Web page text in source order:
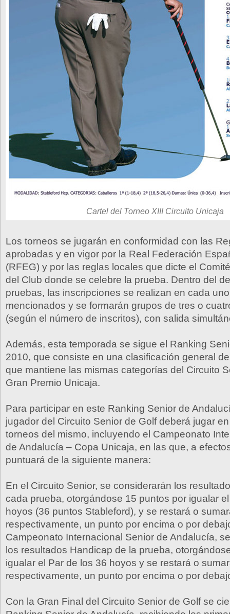
Cartel del Torneo XIII Circuito Unicaja
Los torneos se jugarán en conformidad con las
aprobadas y en vigor por la Real Federación
(RFEG) y por las reglas locales que dicte el
del Club donde se celebre la prueba. Dentro del
pruebas, las inscripciones se realizan en cada
mencionados y se formarán grupos de tres o
(según el número de inscritos), con salida
Además, esta temporada se sigue el Ranking
2010, que consiste en una clasificación general
que mantiene las mismas categorías del Circuito
Gran Premio Unicaja.
Para participar en este Ranking Senior de
jugador del Circuito Senior de Golf deberá jugar
torneos del mismo, incluyendo el Campeonato
de Andalucía – Copa Unicaja, en las que, a
puntuará de la siguiente manera:
En el Circuito Senior, se considerarán los
cada prueba, otorgándose 15 puntos por igualar
hoyos (36 puntos Stableford), y se restará o
respectivamente, un punto por encima o por
Campeonato Internacional Senior de Andalucía,
los resultados Handicap de la prueba,
igualar el Par de los 36 hoyos y se restará o
respectivamente, un punto por encima o por
Con la Gran Final del Circuito Senior de Golf se